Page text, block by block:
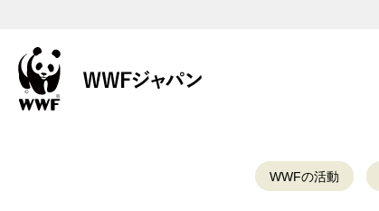
WWFの活動